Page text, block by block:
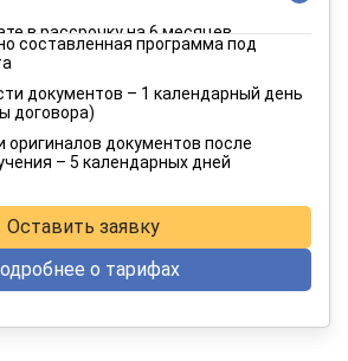
в рассрочку на 6 месяцев
руб. / 8 249 руб.
в рассрочку на 12 месяцев
составленная программа под
документов – 1 календарный день
договора)
оригиналов документов после
– 5 календарных дней
Оставить заявку
о тарифах